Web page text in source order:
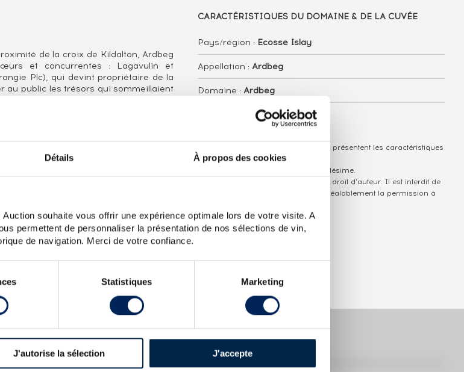
Détails À propos des cookies
souhaite vous offrir une expérience optimale lors de votre visite. A
permettent de personnaliser la présentation de nos sélections de vin,
de navigation. Merci de votre confiance.
Statistiques Marketing
J'autorise la sélection J'accepte
de la croix de Kildalton, Ardbeg
et concurrentes : Lagavulin et
Plc), qui devint propriétaire de la
au public les trésors qui sommeillaient
dont deux deviendront
1978 et Ardbeg Provenance 1974. La
en fûts de sherry et de bourbon,
au verre teinté et à l'esthétisme celte-
de feu, de tourbe et de baume
Committee, un club créé en 2000 et
par la possibilité d'acheter des
qu'à l'accoutumée avec pas moins
à tous ont suivi en 2009, 2010,
Old
Ardbeg 1993 Gordon MacPhail First
CARACTÉRISTIQUES DU DOMAINE & DE LA CUVÉE
Pays/région : Ecosse Islay
Appellation : Ardbeg
Domaine : Ardbeg
Ambré
Les informations publiées ci-dessus présentent les caractéristiques
actuelles du spiritueux concerné.
Elles ne sont pas spécifiques au millésime.
Attention, ce texte est protégé par un droit d'auteur. Il est interdit de
le copier sans en avoir demandé préalablement la permission à